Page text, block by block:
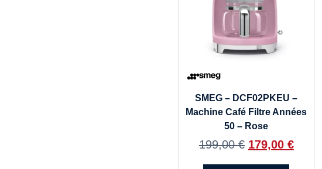
SMEG – DCF02PKEU –
Machine Café Filtre Années
50 – Rose
199,00€ 179,00 €